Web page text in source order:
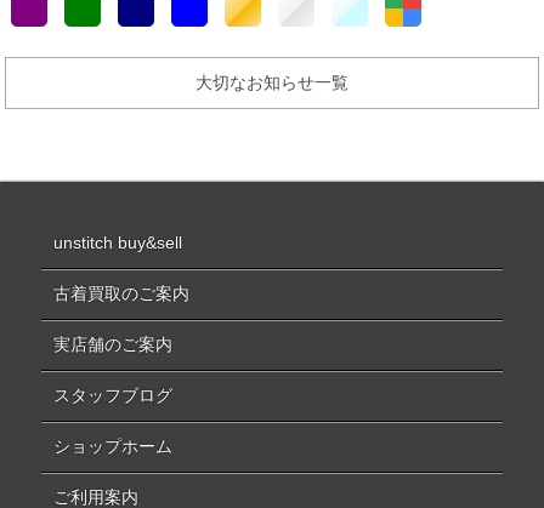
大切なお知らせ一覧
unstitch buy&sell
古着買取のご案内
実店舗のご案内
スタッフブログ
ショップホーム
ご利用案内